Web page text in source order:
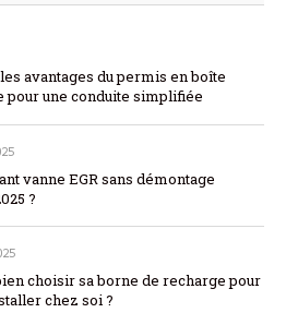
avantages du permis en boîte
pour une conduite simplifiée
vanne EGR sans démontage
?
choisir sa borne de recharge pour
chez soi ?